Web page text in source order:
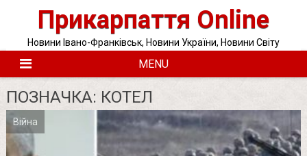
Прикарпаття Online
Новини Івано-Франківськ, Новини України, Новини Світу
MENU
ПОЗНАЧКА: КОТЕЛ
Війна